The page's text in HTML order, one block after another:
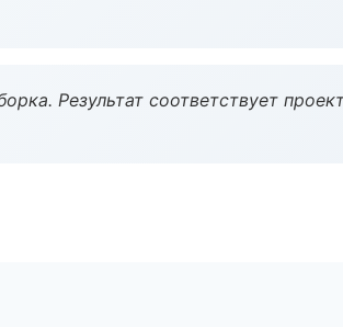
Результат соответствует